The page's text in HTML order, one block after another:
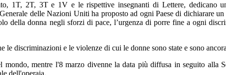
1T, 2T, 3T e 1V e le rispettive insegnanti di Lettere, dedicano
delle Nazioni Uniti ha proposto ad ogni Paese di dichiarare
donna negli sforzi di pace, l’urgenza di porre fine a ogni
discriminazioni e le violenze di cui le donne sono state e sono
mentre l'8 marzo divenne la data più diffusa in seguito alla